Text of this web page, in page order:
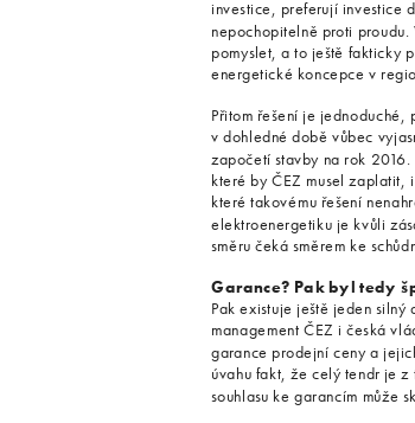
investice, preferují investice
nepochopitelně proti
pomyslet, a to ještě fakticky
energetické koncepce v
Přitom řešení je
v dohledné době vůbec
započetí stavby na rok
které by ČEZ musel zaplatit,
které takovému řešení
elektroenergetiku je kvůli
směru čeká směrem ke
Garance? Pak byl tedy
Pak existuje ještě jeden
management ČEZ i česká
garance prodejní ceny a
úvahu fakt, že celý tendr je
souhlasu ke garancím může